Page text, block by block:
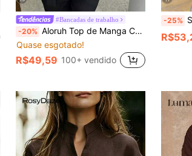
#Bancadas de trabalho
-20% Aloruh Top de Manga Curta Preta, Top Formal Elegante de Estilo de Negócios Minimalista Vintage, Roupa de Escritório
Quase esgotado!
R$49,59 100+ vendido
-25%